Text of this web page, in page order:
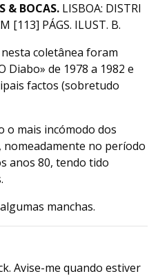
& BOCAS. LISBOA: DISTRI
[113] PÁGS. ILUST. B.
coletânea foram
Diabo» de 1978 a 1982 e
factos (sobretudo
o mais incómodo dos
no período
anos 80, tendo tido
manchas.
Avise-me quando estiver